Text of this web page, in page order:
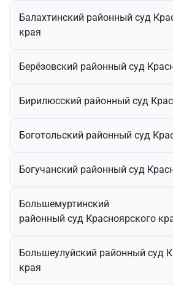
Балахтинский районный суд
края
Берёзовский районный суд
Бирилюсский районный суд
Боготольский районный суд
Богучанский районный суд
Большемуртинский
районный суд Красноярского
Большеулуйский районный суд
края